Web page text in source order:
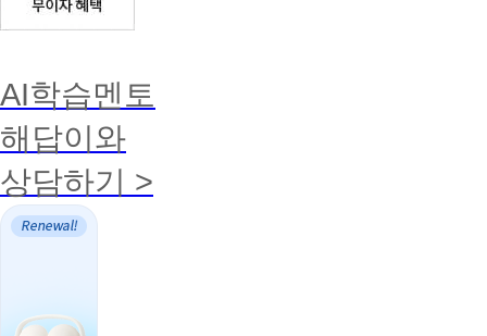
AI학습멘토
해답이와
상담하기 >